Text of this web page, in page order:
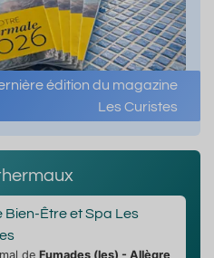
édition du magazine
Les Curistes
Bien-Être et Spa Les
de Fumades (les) - Allègre